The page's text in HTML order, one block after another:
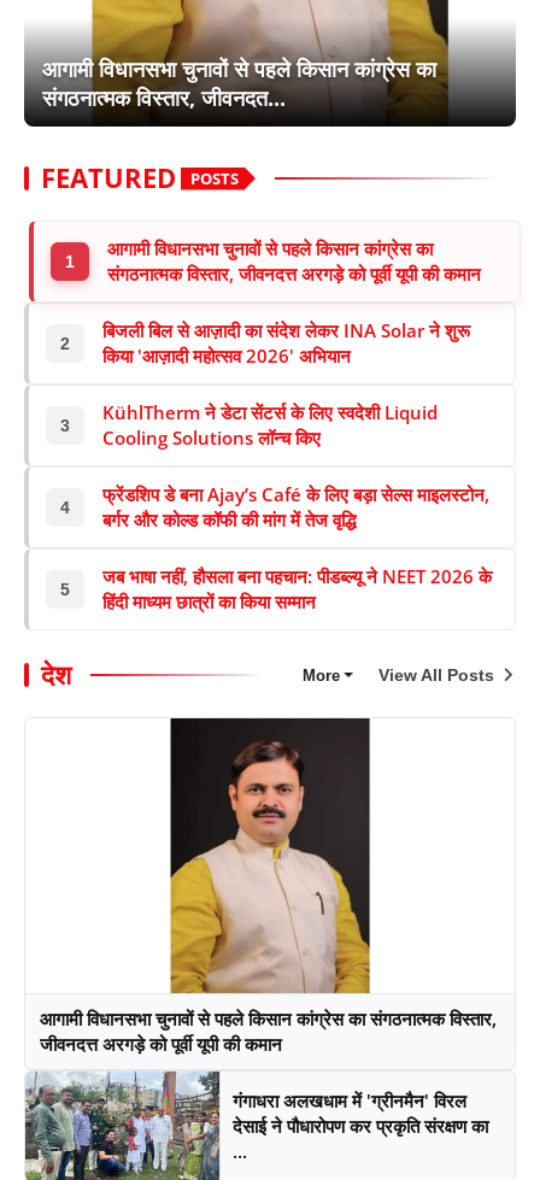
लाइफस्टाइल
मनोरंजन
बिज़नेस
आगामी विधानसभा चुनावों से पहले किसान कांग्रेस का
संगठनात्मक विस्तार, जीवनदत...
FEATURED POSTS
1
आगामी विधानसभा चुनावों से पहले किसान कांग्रेस का
संगठनात्मक विस्तार, जीवनदत्त अरगड़े को पूर्वी यूपी की कमान
2
बिजली बिल से आज़ादी का संदेश लेकर INA Solar ने शुरू
किया 'आज़ादी महोत्सव 2026' अभियान
3
KühlTherm ने डेटा सेंटर्स के लिए स्वदेशी Liquid
Cooling Solutions लॉन्च किए
4
फ्रेंडशिप डे बना Ajay’s Café के लिए बड़ा सेल्स माइलस्टोन,
बर्गर और कोल्ड कॉफी की मांग में तेज वृद्धि
5
जब भाषा नहीं, हौसला बना पहचान: पीडब्ल्यू ने NEET 2026 के
हिंदी माध्यम छात्रों का किया सम्मान
देश More View All Posts
आगामी विधानसभा चुनावों से पहले किसान कांग्रेस का संगठनात्मक विस्तार,
जीवनदत्त अरगड़े को पूर्वी यूपी की कमान
गंगाधरा अलखधाम में 'ग्रीनमैन' विरल
देसाई ने पौधारोपण कर प्रकृति संरक्षण का
...